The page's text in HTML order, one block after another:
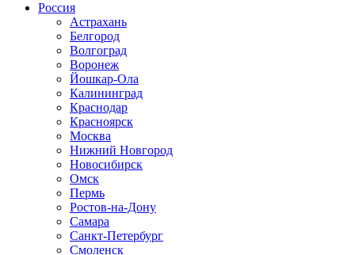
Россия
Астрахань
Белгород
Волгоград
Воронеж
Йошкар-Ола
Калининград
Краснодар
Красноярск
Москва
Нижний Новгород
Новосибирск
Омск
Пермь
Ростов-на-Дону
Самара
Санкт-Петербург
Смоленск